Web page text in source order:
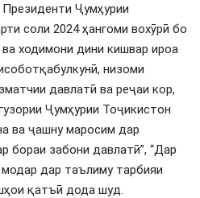
Ҷумҳурии
соли 2024 ҳангоми вохӯрӣ бо
ходимони дини кишвар ироа
низоми
давлатӣ ва реҷаи кор,
Ҷумҳурии Тоҷикистон
ва ҷашну маросим дар
бораи забони давлатӣ”, “Дар
дар таълиму тарбияи
қатъӣ дода шуд.